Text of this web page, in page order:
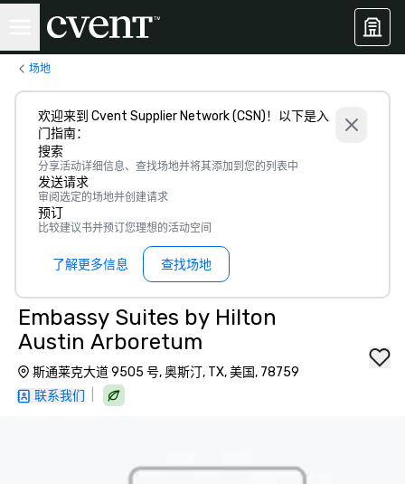
场地
欢迎来到 Cvent Supplier Network (CSN)！以下是入
门指南：
搜索
分享活动详细信息、查找场地并将其添加到您的列表中
发送请求
审阅选定的场地并创建请求
预订
比较建议书并预订您理想的活动空间
了解更多信息 查找场地
Embassy Suites by Hilton
Austin Arboretum
斯通莱克大道 9505 号, 奥斯汀, TX, 美国, 78759
联系我们